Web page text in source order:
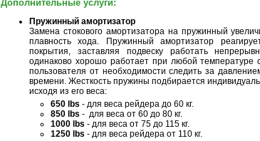
Дополнительные услуги:
Пружинный амортизатор
Замена стокового амортизатора на пружинный
плавность хода. Пружинный амортизатор
покрытия, заставляя подвеску работать
одинаково хорошо работает при любой температуре
пользователя от необходимости следить за
времени. Жесткость пружины подбирается
исходя из его веса:
650 lbs - для веса рейдера до 60 кг.
850 lbs - для веса от 60 до 80 кг.
1000 lbs - для веса от 75 до 115 кг.
1250 lbs - для веса рейдера от 110 кг.